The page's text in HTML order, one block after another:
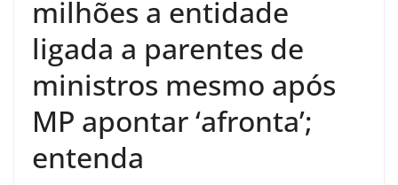
milhões a entidade
ligada a parentes de
ministros mesmo após
MP apontar ‘afronta’;
entenda